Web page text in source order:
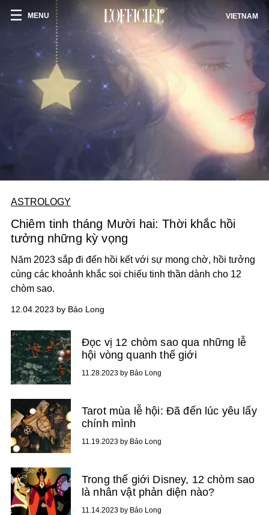
MENU VIETNAM
ASTROLOGY
Chiêm tinh tháng Mười hai: Thời khắc hồi
tưởng những kỳ vọng
Năm 2023 sắp đi đến hồi kết với sự mong chờ, hồi tưởng
cùng các khoảnh khắc soi chiếu tinh thần dành cho 12
chòm sao.
12.04.2023 by Bảo Long
Đọc vị 12 chòm sao qua những lễ
hội vòng quanh thế giới
11.28.2023 by Bảo Long
Tarot mùa lễ hội: Đã đến lúc yêu lấy
chính mình
11.19.2023 by Bảo Long
Trong thế giới Disney, 12 chòm sao
là nhân vật phản diện nào?
11.14.2023 by Bảo Long